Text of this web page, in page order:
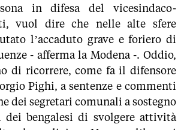
in difesa del vicesindaco-
vuol dire che nelle alte sfere
l’accaduto grave e foriero di
- afferma la Modena -. Oddio,
di ricorrere, come fa il difensore
Pighi, a sentenze e commenti
dei segretari comunali a sostegno
bengalesi di svolgere attività